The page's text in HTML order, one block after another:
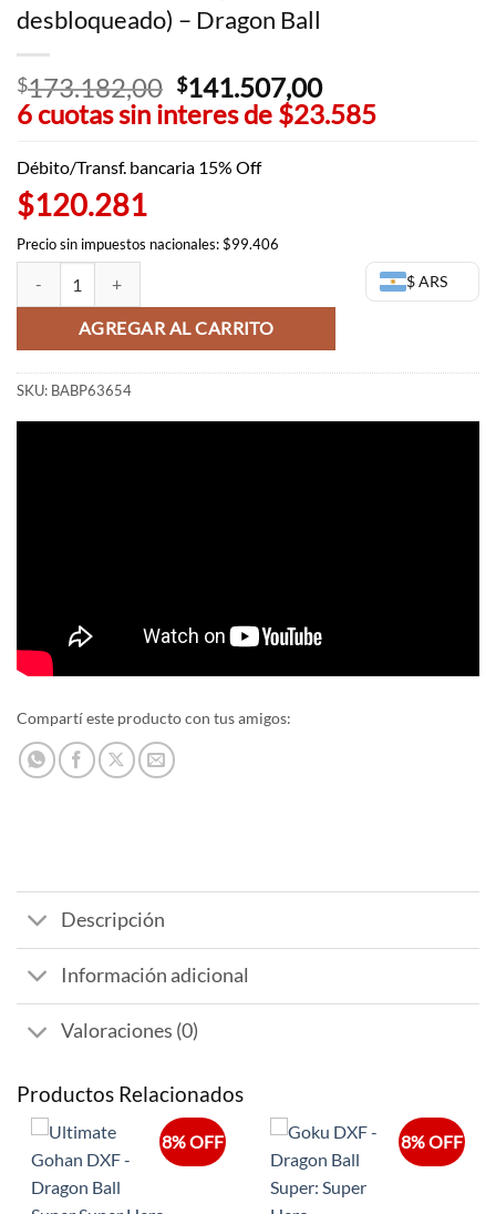
desbloqueado) – Dragon Ball
$173.182,00 El
precio
era:
$141.507,00El
precio
6 cuotas sin interes de $23.585
Débito/Transf. bancaria 15% Off
$120.281
Precio sin impuestos nacionales: $99.406
$ ARS
Piccolo Ichibansho (Potencial desbloqueado) - Dragon Ball cantidad
AGREGAR AL CARRITO
SKU: BABP63654
Compartí este producto con tus amigos:
Descripción
Información adicional
Valoraciones (0)
Productos Relacionados
8% OFF 8% OFF